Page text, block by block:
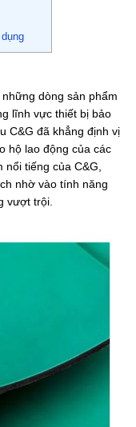
dòng sản phẩm
lĩnh vực thiết bị bảo
C&G đã khẳng định vị
hộ lao động của các
tiếng của C&G,
nhờ vào tính năng
vượt trội.